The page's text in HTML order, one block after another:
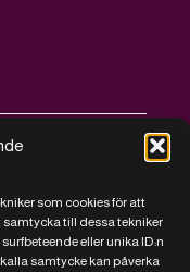
som cookies för att
till dessa tekniker
eller unika ID:n
samtycke kan påverka